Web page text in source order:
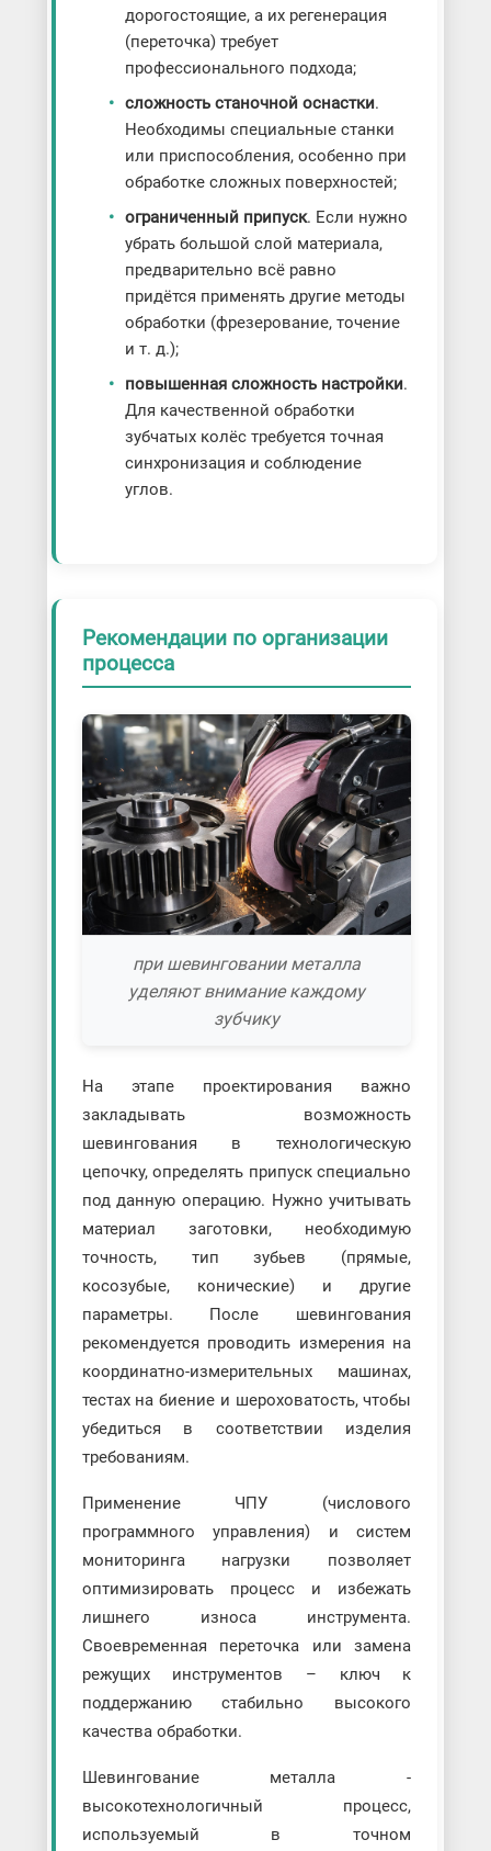
дорогостоящие, а их регенерация
(переточка) требует
профессионального подхода;
сложность станочной оснастки.
Необходимы специальные станки
или приспособления, особенно при
обработке сложных поверхностей;
ограниченный припуск. Если нужно
убрать большой слой материала,
предварительно всё равно
придётся применять другие методы
обработки (фрезерование, точение
и т. д.);
повышенная сложность настройки.
Для качественной обработки
зубчатых колёс требуется точная
синхронизация и соблюдение
углов.
Рекомендации по организации
процесса
при шевинговании металла
уделяют внимание каждому
зубчику
На этапе проектирования важно
закладывать возможность
шевингования в технологическую
цепочку, определять припуск специально
под данную операцию. Нужно учитывать
материал заготовки, необходимую
точность, тип зубьев (прямые,
косозубые, конические) и другие
параметры. После шевингования
рекомендуется проводить измерения на
координатно-измерительных машинах,
тестах на биение и шероховатость, чтобы
убедиться в соответствии изделия
требованиям.
Применение ЧПУ (числового
программного управления) и систем
мониторинга нагрузки позволяет
оптимизировать процесс и избежать
лишнего износа инструмента.
Своевременная переточка или замена
режущих инструментов – ключ к
поддержанию стабильно высокого
качества обработки.
Шевингование металла -
высокотехнологичный процесс,
используемый в точном